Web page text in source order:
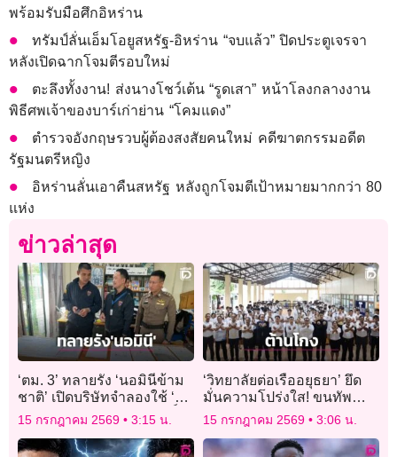
พร้อมรับมือศึกอิหร่าน
ทรัมป์ลั่นเอ็มโอยูสหรัฐ-อิหร่าน “จบแล้ว” ปิดประตูเจรจา
หลังเปิดฉากโจมตีรอบใหม่
ตะลึงทั้งงาน! ส่งนางโชว์เต้น “รูดเสา” หน้าโลงกลางงาน
พิธีศพเจ้าของบาร์เก่าย่าน “โคมแดง”
ตำรวจอังกฤษรวบผู้ต้องสงสัยคนใหม่ คดีฆาตกรรมอดีต
รัฐมนตรีหญิง
อิหร่านลั่นเอาคืนสหรัฐ หลังถูกโจมตีเป้าหมายมากกว่า 80
แห่ง
ข่าวล่าสุด
‘ตม. 3’ ทลายรัง ‘นอมินีข้าม
ชาติ’ เปิดบริษัทจำลองใช้ ‘คน
ว่างงาน-ไรเดอร์’ สวมสิทธิ์ผู้
15 กรกฎาคม 2569 3:15 น.
‘วิทยาลัยต่อเรืออยุธยา’ ยึด
มั่นความโปร่งใส! ขนทัพ
นศ.-บุคลากร ติวเข้มหลักสูตร
ต้านโกง ป้องกันทุจริตใน
สถานศึกษา
15 กรกฎาคม 2569 3:06 น.